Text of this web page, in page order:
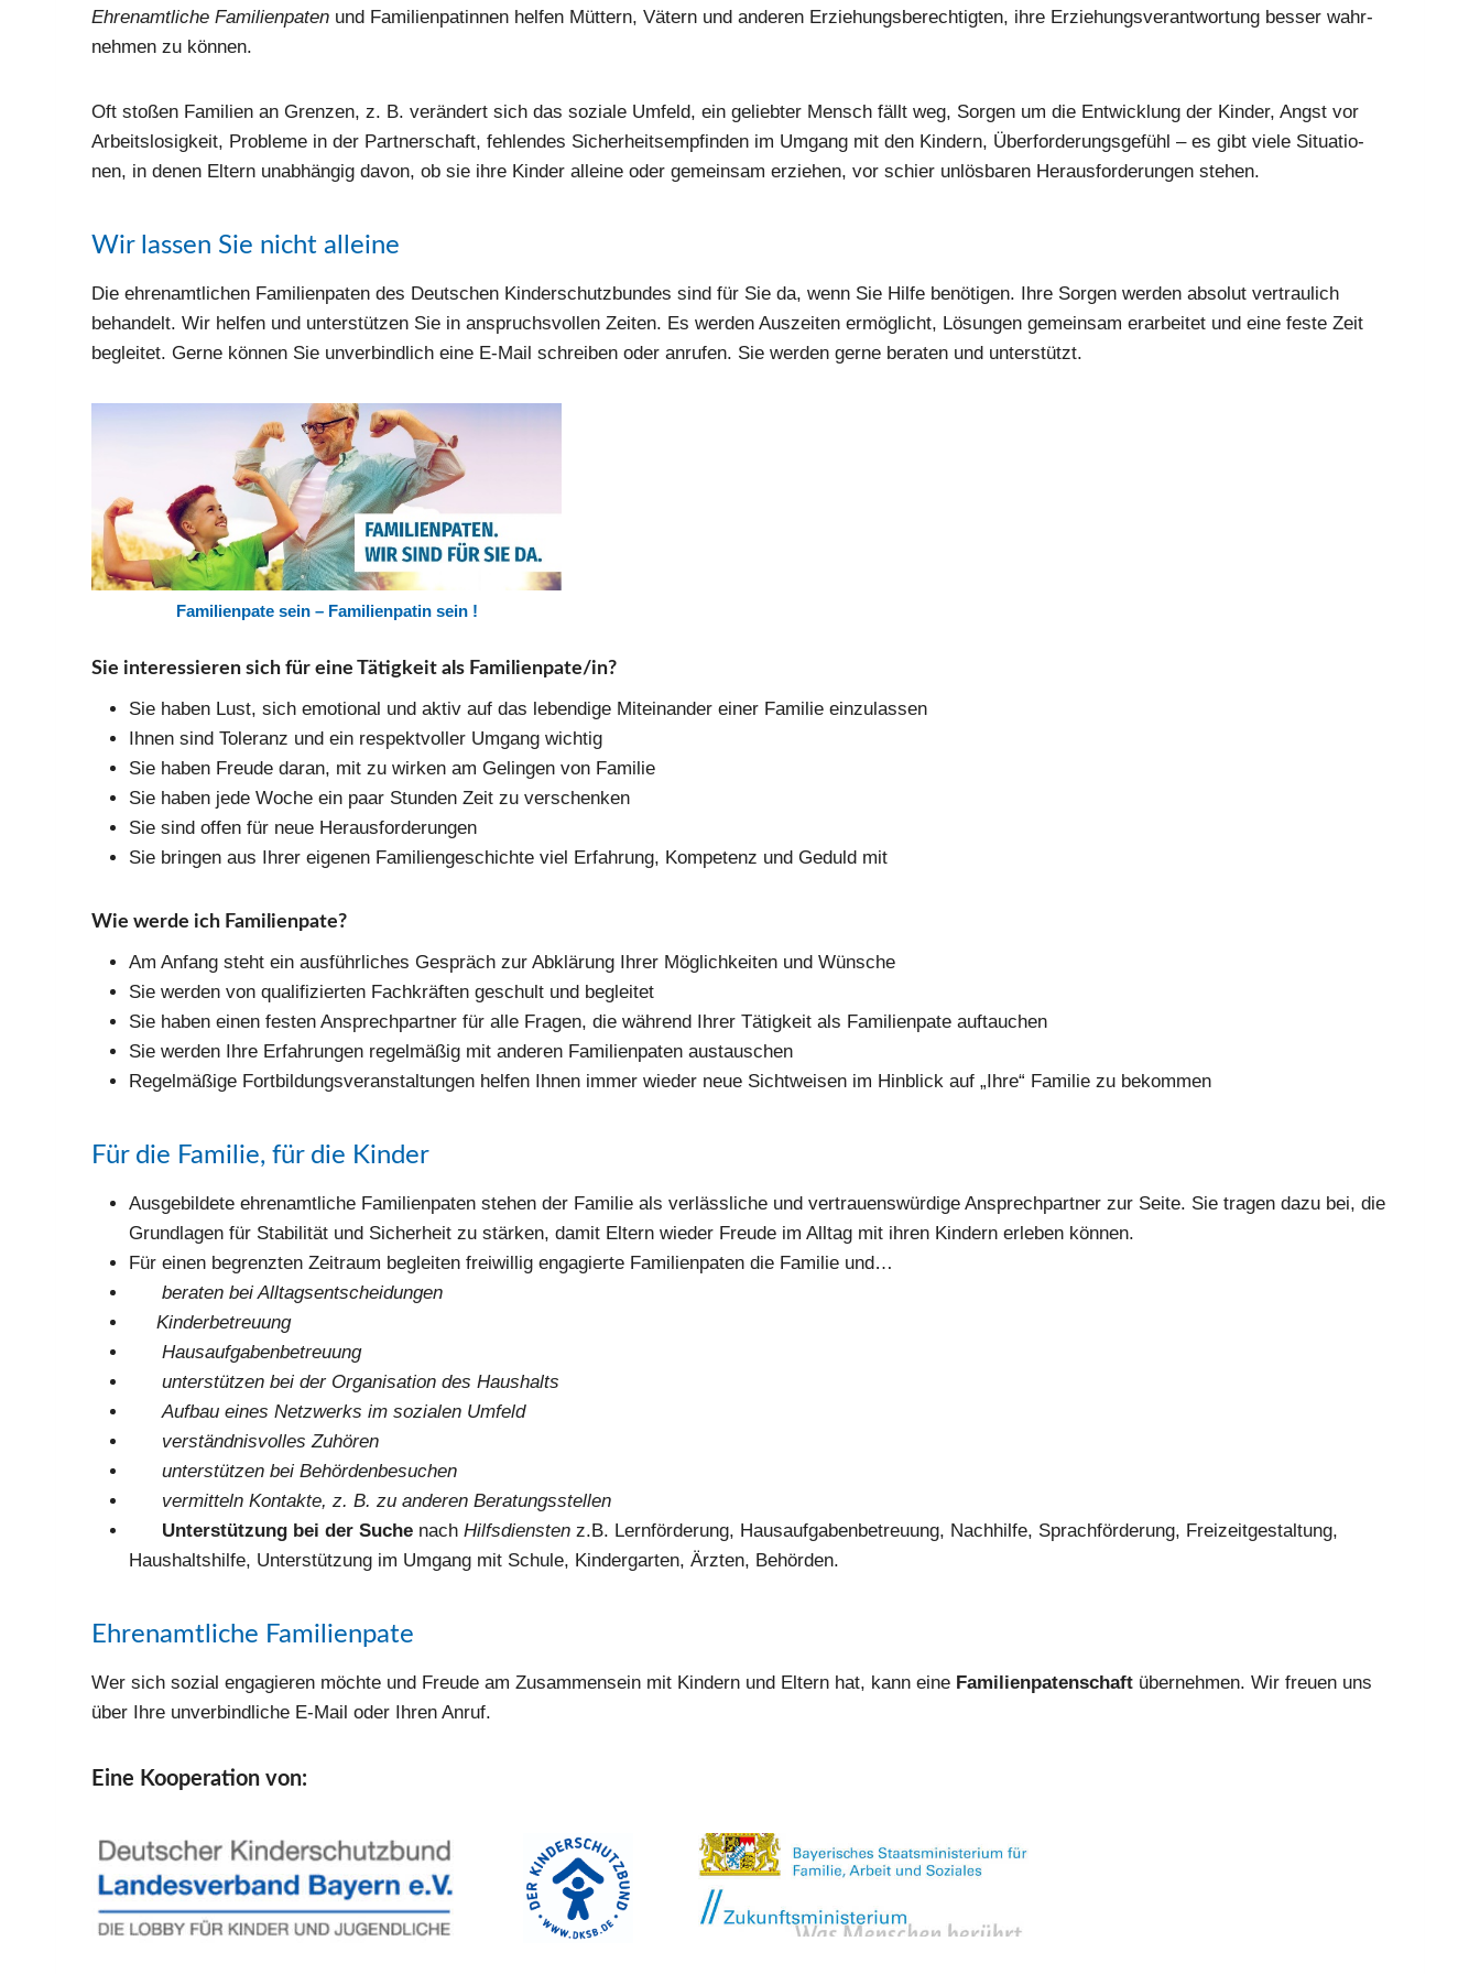
Ehren­amt­li­che Fami­li­en­pa­ten und Fami­li­en­pa­tin­nen hel­fen Müt­tern, Vätern und ande­ren Erzie­hungs­be­rech­tig­ten, ihre Erzie­hungs­ver­ant­wor­tung bes­ser wahr­
neh­men zu kön­nen.
Oft sto­ßen Fami­li­en an Gren­zen, z. B. ver­än­dert sich das sozia­le Umfeld, ein gelieb­ter Mensch fällt weg, Sor­gen um die Ent­wick­lung der Kin­der, Angst vor
Arbeits­lo­sig­keit, Pro­ble­me in der Part­ner­schaft, feh­len­des Sicher­heits­emp­fin­den im Umgang mit den Kin­dern, Über­for­de­rungs­ge­fühl – es gibt vie­le Situa­tio­
nen, in denen Eltern unab­hän­gig davon, ob sie ihre Kin­der allei­ne oder gemein­sam erzie­hen, vor schier unlös­ba­ren Her­aus­for­de­run­gen ste­hen.
Wir lassen Sie nicht alleine
Die ehren­amt­li­chen Fami­li­en­pa­ten des Deut­schen Kin­der­schutz­bun­des sind für Sie da, wenn Sie Hil­fe benö­ti­gen. Ihre Sor­gen wer­den abso­lut ver­trau­lich
behan­delt. Wir hel­fen und unter­stüt­zen Sie in anspruchs­vol­len Zei­ten. Es wer­den Aus­zei­ten ermög­licht, Lösun­gen gemein­sam erar­bei­tet und eine fes­te Zeit
beglei­tet. Ger­ne kön­nen Sie unver­bind­lich eine E‑Mail schrei­ben oder anru­fen. Sie wer­den ger­ne bera­ten und unter­stützt.
Fami­li­en­pa­te sein – Fami­li­en­pa­tin sein !
Sie interessieren sich für eine Tätigkeit als Familienpate/in?
Sie haben Lust, sich emo­tio­nal und aktiv auf das leben­di­ge Mit­ein­an­der einer Fami­lie ein­zu­las­sen
Ihnen sind Tole­ranz und ein respekt­vol­ler Umgang wich­tig
Sie haben Freu­de dar­an, mit zu wir­ken am Gelin­gen von Fami­lie
Sie haben jede Woche ein paar Stun­den Zeit zu ver­schen­ken
Sie sind offen für neue Her­aus­for­de­run­gen
Sie brin­gen aus Ihrer eige­nen Fami­li­en­ge­schich­te viel Erfah­rung, Kom­pe­tenz und Geduld mit
Wie werde ich Familienpate?
Am Anfang steht ein aus­führ­li­ches Gespräch zur Abklä­rung Ihrer Mög­lich­kei­ten und Wün­sche
Sie wer­den von qua­li­fi­zier­ten Fach­kräf­ten geschult und beglei­tet
Sie haben einen fes­ten Ansprech­part­ner für alle Fra­gen, die wäh­rend Ihrer Tätig­keit als Fami­li­en­pa­te auf­tau­chen
Sie wer­den Ihre Erfah­run­gen regel­mä­ßig mit ande­ren Fami­li­en­pa­ten aus­tau­schen
Regel­mä­ßi­ge Fort­bil­dungs­ver­an­stal­tun­gen hel­fen Ihnen immer wie­der neue Sicht­wei­sen im Hin­blick auf „Ihre“ Fami­lie zu bekom­men
Für die Familie, für die Kinder
Aus­ge­bil­de­te ehren­amt­li­che Fami­li­en­pa­ten ste­hen der Fami­lie als ver­läss­li­che und ver­trau­ens­wür­di­ge Ansprech­part­ner zur Sei­te. Sie tra­gen dazu bei, die
Grund­la­gen für Sta­bi­li­tät und Sicher­heit zu stär­ken, damit Eltern wie­der Freu­de im All­tag mit ihren Kin­dern erle­ben kön­nen.
Für einen begrenz­ten Zeit­raum beglei­ten frei­wil­lig enga­gier­te Fami­li­en­pa­ten die Fami­lie und…
bera­ten bei All­tags­ent­schei­dun­gen
Kin­der­be­treu­ung
Haus­auf­ga­ben­be­treu­ung
unter­stüt­zen bei der Orga­ni­sa­ti­on des Haus­halts
Auf­bau eines Netz­werks im sozia­len Umfeld
ver­ständ­nis­vol­les Zuhö­ren
unter­stüt­zen bei Behör­den­be­su­chen
ver­mit­teln Kon­tak­te, z. B. zu ande­ren Bera­tungs­stel­len
Unter­stüt­zung bei der Suche nach Hilfs­diens­ten z.B. Lern­för­de­rung, Haus­auf­ga­ben­be­treu­ung, Nach­hil­fe, Sprach­för­de­rung, Frei­zeit­ge­stal­tung,
Haus­halts­hil­fe, Unter­stüt­zung im Umgang mit Schu­le, Kin­der­gar­ten, Ärz­ten, Behör­den.
Ehrenamtliche Familienpate
Wer sich sozi­al enga­gie­ren möch­te und Freu­de am Zusam­men­sein mit Kin­dern und Eltern hat, kann eine Fami­li­en­pa­ten­schaft über­neh­men. Wir freu­en uns
über Ihre unver­bind­li­che E‑Mail oder Ihren Anruf.
Eine Kooperation von: